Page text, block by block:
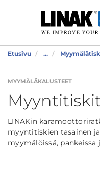
Etusivu ...
MYYMÄLÄKALUSTEET
LINAKin
myyntitiskien tasainen
myymälöissä, pankeissa